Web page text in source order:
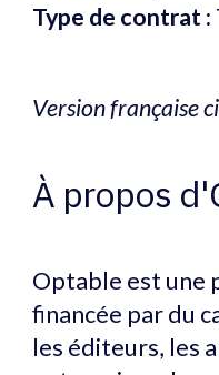
Type de contrat :
Version française
À propos
Optable est une
financée par du
les éditeurs, les